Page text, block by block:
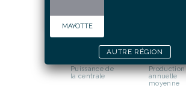
MAYOTTE
AUTRE RÉGION
Localisation
Economies
de CO2
Puissance de
la centrale
Production
annuelle
moyenne